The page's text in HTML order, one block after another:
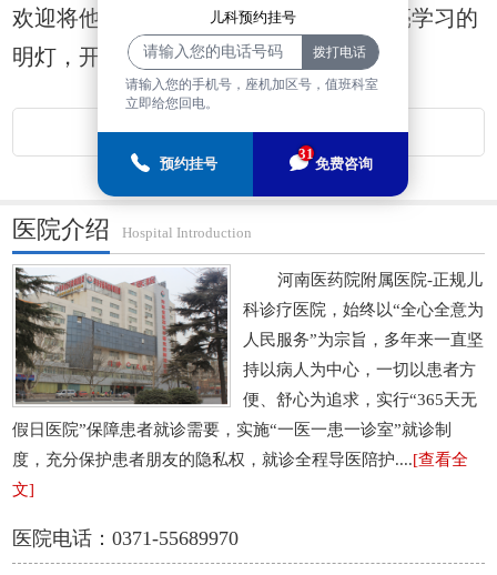
欢迎将他带到我们这里，让专家为他点亮学习的
明灯，开启一条充满希望的未来之路。
返回首页
医院介绍 Hospital Introduction
河南医药院附属医院-正规儿
科诊疗医院，始终以“全心全意为
人民服务”为宗旨，多年来一直坚
持以病人为中心，一切以患者方
便、舒心为追求，实行“365天无
假日医院”保障患者就诊需要，实施“一医一患一诊室”就诊制
度，充分保护患者朋友的隐私权，就诊全程导医陪护....[查看全
文]
医院电话：0371-55689970
儿科预约挂号
请输入您的手机号，座机加区号，值班科室
立即给您回电。
预约挂号
31
免费咨询